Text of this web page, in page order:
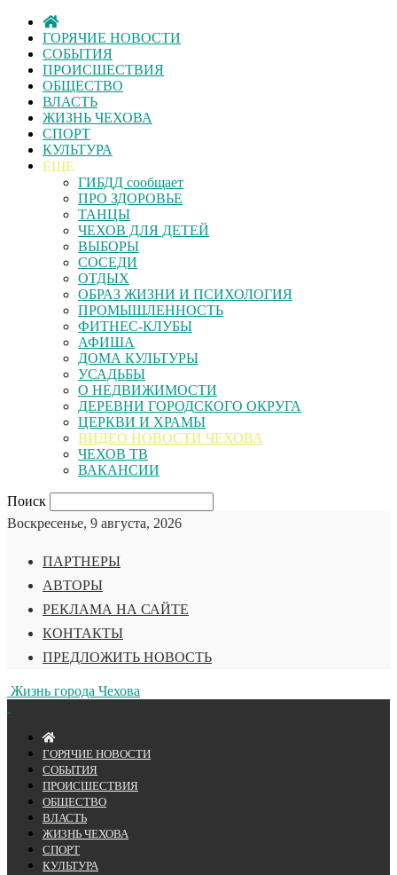
ГОРЯЧИЕ НОВОСТИ
СОБЫТИЯ
ПРОИСШЕСТВИЯ
ОБЩЕСТВО
ВЛАСТЬ
ЖИЗНЬ ЧЕХОВА
СПОРТ
КУЛЬТУРА
ЕЩЕ
ГИБДД сообщает
ПРО ЗДОРОВЬЕ
ТАНЦЫ
ЧЕХОВ ДЛЯ ДЕТЕЙ
ВЫБОРЫ
СОСЕДИ
ОТДЫХ
ОБРАЗ ЖИЗНИ И ПСИХОЛОГИЯ
ПРОМЫШЛЕННОСТЬ
ФИТНЕС-КЛУБЫ
АФИША
ДОМА КУЛЬТУРЫ
УСАДЬБЫ
О НЕДВИЖИМОСТИ
ДЕРЕВНИ ГОРОДСКОГО ОКРУГА
ЦЕРКВИ И ХРАМЫ
ВИДЕО НОВОСТИ ЧЕХОВА
ЧЕХОВ ТВ
ВАКАНСИИ
Поиск
Воскресенье, 9 августа, 2026
ПАРТНЕРЫ
АВТОРЫ
РЕКЛАМА НА САЙТЕ
КОНТАКТЫ
ПРЕДЛОЖИТЬ НОВОСТЬ
Жизнь города Чехова
ГОРЯЧИЕ НОВОСТИ
СОБЫТИЯ
ПРОИСШЕСТВИЯ
ОБЩЕСТВО
ВЛАСТЬ
ЖИЗНЬ ЧЕХОВА
СПОРТ
КУЛЬТУРА